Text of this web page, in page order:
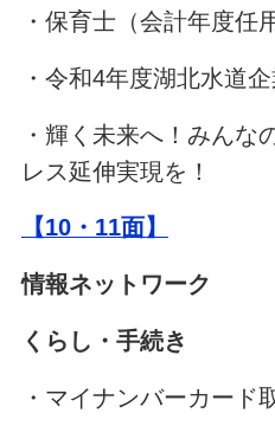
・保育士（会計年度任
・令和4年度湖北水道
・輝く未来へ！みんな
レス延伸実現を！
【10・11面】
情報ネットワーク
くらし・手続き
・マイナンバーカード